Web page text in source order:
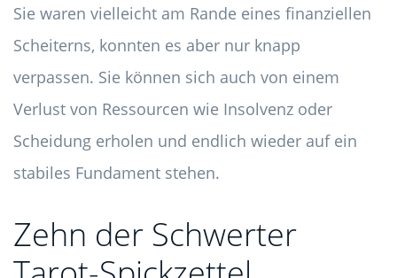
Sie waren vielleicht am Rande eines finanziellen
Scheiterns, konnten es aber nur knapp
verpassen. Sie können sich auch von einem
Verlust von Ressourcen wie Insolvenz oder
Scheidung erholen und endlich wieder auf ein
stabiles Fundament stehen.
Zehn der Schwerter